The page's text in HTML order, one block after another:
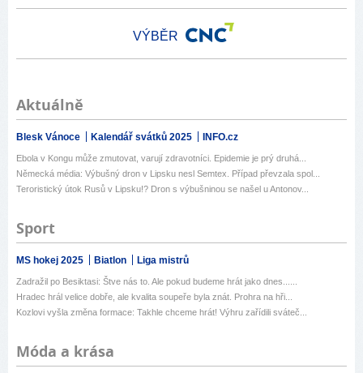
VÝBĚR
Aktuálně
Blesk Vánoce Kalendář svátků 2025 INFO.cz
Ebola v Kongu může zmutovat, varují zdravotníci. Epidemie je prý druhá...
Německá média: Výbušný dron v Lipsku nesl Semtex. Případ převzala spol...
Teroristický útok Rusů v Lipsku!? Dron s výbušninou se našel u Antonov...
Sport
MS hokej 2025 Biatlon Liga mistrů
Zadražil po Besiktasi: Štve nás to. Ale pokud budeme hrát jako dnes......
Hradec hrál velice dobře, ale kvalita soupeře byla znát. Prohra na hři...
Kozlovi vyšla změna formace: Takhle chceme hrát! Výhru zařídili sváteč...
Móda a krása